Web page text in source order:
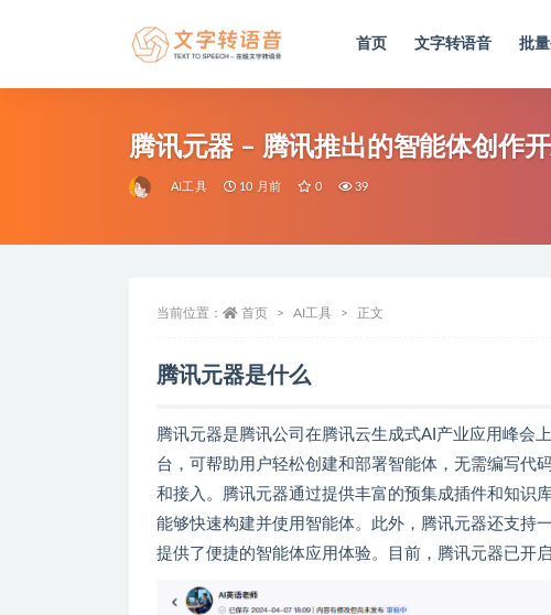
首页 文字转语音 批
腾讯元器 – 腾讯推出的智能体创作
AI工具 10 月前 0 39
当前位置： 首页 AI工具 正文
腾讯元器是什么
腾讯元器是腾讯公司在腾讯云生成式AI产业应用峰会
台，可帮助用户轻松创建和部署智能体，无需编写代
和接入。腾讯元器通过提供丰富的预集成插件和知识
能够快速构建并使用智能体。此外，腾讯元器还支持
提供了便捷的智能体应用体验。目前，腾讯元器已开